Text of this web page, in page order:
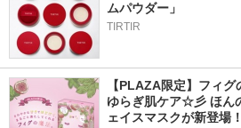
ムパウダー」
TIRTIR
【PLAZA限定】フィ
ゆらぎ肌ケア☆彡 ほん
ェイスマスクが新登場！